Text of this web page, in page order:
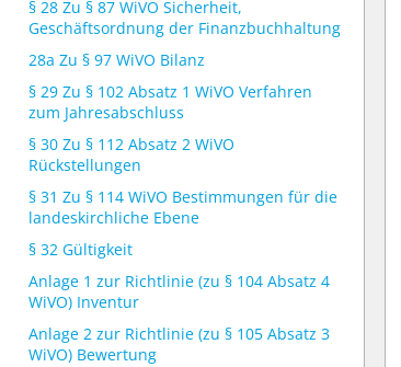
§ 28 Zu § 87 WiVO Sicherheit,
Geschäftsordnung der Finanzbuchhaltung
28a Zu § 97 WiVO Bilanz
§ 29 Zu § 102 Absatz 1 WiVO Verfahren
zum Jahresabschluss
§ 30 Zu § 112 Absatz 2 WiVO
Rückstellungen
§ 31 Zu § 114 WiVO Bestimmungen für die
landeskirchliche Ebene
§ 32 Gültigkeit
Anlage 1 zur Richtlinie (zu § 104 Absatz 4
WiVO) Inventur
Anlage 2 zur Richtlinie (zu § 105 Absatz 3
WiVO) Bewertung